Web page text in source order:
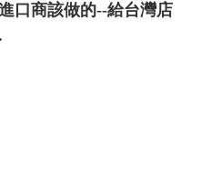
口商該做的--給台灣店